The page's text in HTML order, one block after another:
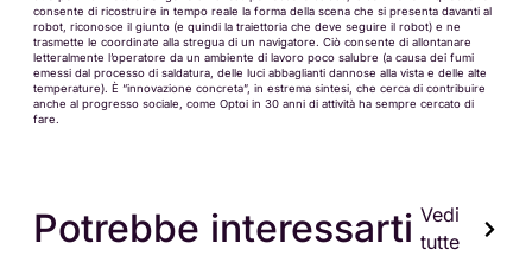
consente di ricostruire in tempo reale la forma della scena che si presenta davanti al
robot, riconosce il giunto (e quindi la traiettoria che deve seguire il robot) e ne
trasmette le coordinate alla stregua di un navigatore. Ciò consente di allontanare
letteralmente l’operatore da un ambiente di lavoro poco salubre (a causa dei fumi
emessi dal processo di saldatura, delle luci abbaglianti dannose alla vista e delle alte
temperature). È “innovazione concreta”, in estrema sintesi, che cerca di contribuire
anche al progresso sociale, come Optoi in 30 anni di attività ha sempre cercato di
fare.
Potrebbe interessarti Vedi
tutte